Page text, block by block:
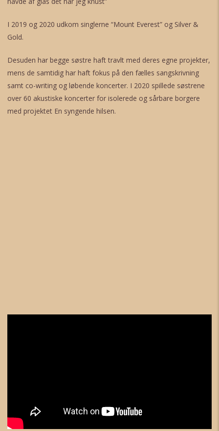
I 2019 og 2020 udkom singlerne “Mount Everest” og Silver &
Gold.
Desuden har begge søstre haft travlt med deres egne projekter,
mens de samtidig har haft fokus på den fælles sangskrivning
samt co-writing og løbende koncerter. I 2020 spillede søstrene
over 60 akustiske koncerter for isolerede og sårbare borgere
med projektet En syngende hilsen.